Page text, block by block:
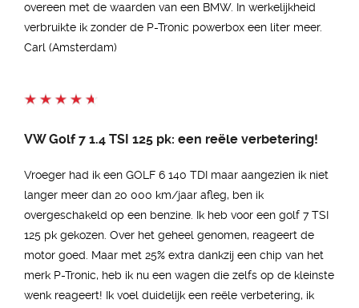
overeen met de waarden van een BMW. In werkelijkheid
verbruikte ik zonder de P-Tronic powerbox een liter meer.
Carl (Amsterdam)
VW Golf 7 1.4 TSI 125 pk: een reële verbetering!
Vroeger had ik een GOLF 6 140 TDI maar aangezien ik niet
langer meer dan 20 000 km/jaar afleg, ben ik
overgeschakeld op een benzine. Ik heb voor een golf 7 TSI
125 pk gekozen. Over het geheel genomen, reageert de
motor goed. Maar met 25% extra dankzij een chip van het
merk P-Tronic, heb ik nu een wagen die zelfs op de kleinste
wenk reageert! Ik voel duidelijk een reële verbetering, ik